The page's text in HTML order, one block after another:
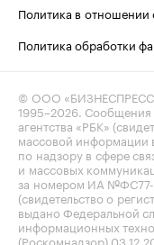
Политика в отношении
Политика обработки
© ООО
1995–2026 .
агентства «РБК»
массовой информации
по надзору в сфере
и массовых
за номером ИА №ФС77-
(свидетельство о
выдано Федеральной
информационных
(Роскомнадзор)